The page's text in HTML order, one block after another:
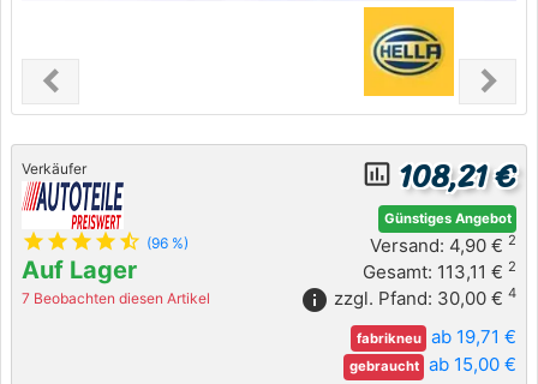
chevron_leftPrevious chevron_right
Next
Verkäufer
star star star star star_half (96 %)
Auf Lager
7 Beobachten diesen Artikel
insert_chart_outlined 108,21 €
Günstiges Angebot
Versand: 4,90 € 2
Gesamt: 113,11 € 2
info zzgl. Pfand: 30,00 € 4
fabrikneu ab 19,71 €
gebraucht ab 15,00 €